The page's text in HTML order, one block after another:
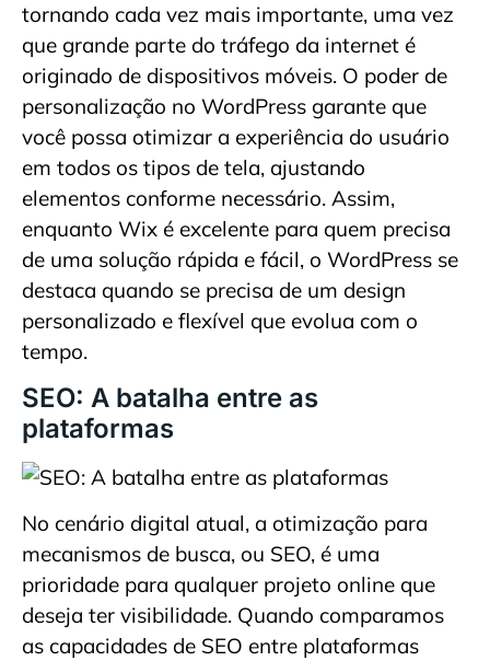
tornando cada vez mais importante, uma vez
que grande parte do tráfego da internet é
originado de dispositivos móveis. O poder de
personalização no WordPress garante que
você possa otimizar a experiência do usuário
em todos os tipos de tela, ajustando
elementos conforme necessário. Assim,
enquanto Wix é excelente para quem precisa
de uma solução rápida e fácil, o WordPress se
destaca quando se precisa de um design
personalizado e flexível que evolua com o
tempo.
SEO: A batalha entre as
plataformas
No cenário digital atual, a otimização para
mecanismos de busca, ou SEO, é uma
prioridade para qualquer projeto online que
deseja ter visibilidade. Quando comparamos
as capacidades de SEO entre plataformas